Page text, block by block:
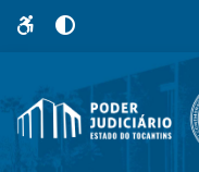
modo
de
alto